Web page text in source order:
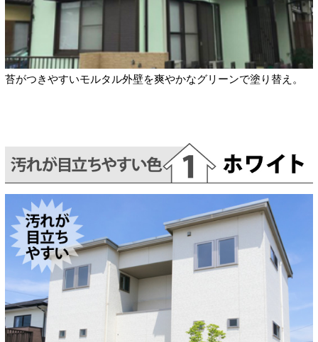
苔がつきやすいモルタル外壁を爽やかなグリーンで塗り替え。